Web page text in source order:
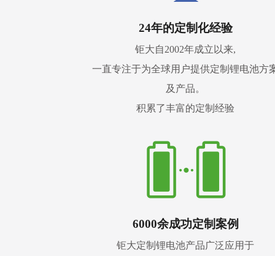
24年的定制化经验
钜大自2002年成立以来,
一直专注于为全球用户提供定制锂电池方
及产品。
积累了丰富的定制经验
6000余成功定制案例
钜大定制锂电池产品广泛应用于